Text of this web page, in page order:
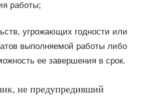
работы;
угрожающих годности или
выполняемой работы либо
ее завершения в срок.
не предупредивший